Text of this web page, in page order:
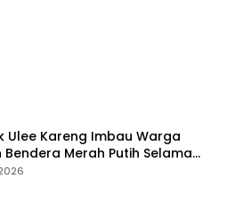
Ulee Kareng Imbau Warga
Bendera Merah Putih Selama